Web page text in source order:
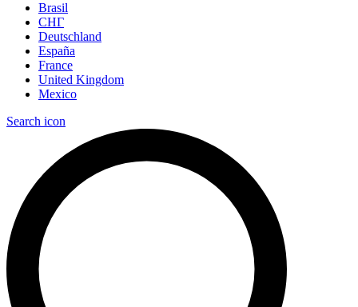
Brasil
СНГ
Deutschland
España
France
United Kingdom
Mexico
Search icon